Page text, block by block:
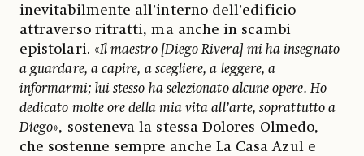
inevitabilmente all’interno dell’edificio
attraverso ritratti, ma anche in scambi
epistolari. «Il maestro [Diego Rivera] mi ha insegnato
a guardare, a capire, a scegliere, a leggere, a
informarmi; lui stesso ha selezionato alcune opere. Ho
dedicato molte ore della mia vita all’arte, soprattutto a
Diego», sosteneva la stessa Dolores Olmedo,
che sostenne sempre anche La Casa Azul e